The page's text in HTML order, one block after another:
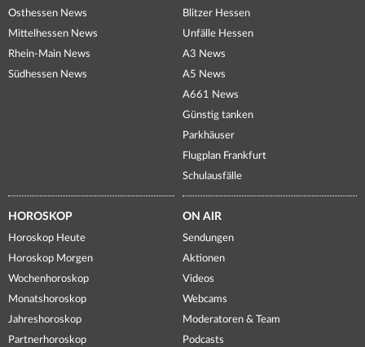
Osthessen News
Mittelhessen News
Rhein-Main News
Südhessen News
Blitzer Hessen
Unfälle Hessen
A3 News
A5 News
A661 News
Günstig tanken
Parkhäuser
Flugplan Frankfurt
Schulausfälle
HOROSKOP
Horoskop Heute
Horoskop Morgen
Wochenhoroskop
Monatshoroskop
Jahreshoroskop
Partnerhoroskop
ON AIR
Sendungen
Aktionen
Videos
Webcams
Moderatoren & Team
Podcasts